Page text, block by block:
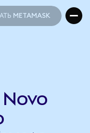
METAMASK
Novo